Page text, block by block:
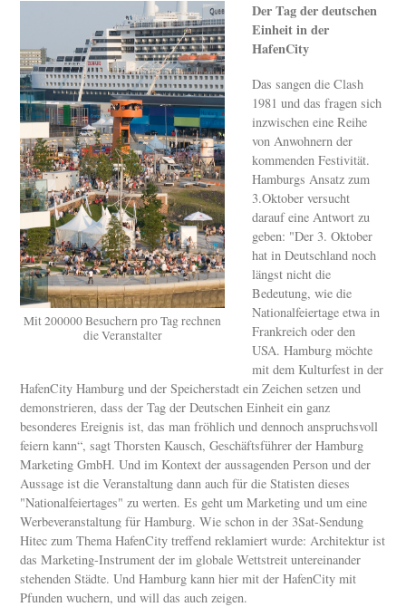
Mit 200000 Besuchern pro Tag rechnen
die Veranstalter
Der Tag der deutschen
Einheit in der
HafenCity
Das sangen die Clash
1981 und das fragen sich
inzwischen eine Reihe
von Anwohnern der
kommenden Festivität.
Hamburgs Ansatz zum
3.Oktober versucht
darauf eine Antwort zu
geben: "Der 3. Oktober
hat in Deutschland noch
längst nicht die
Bedeutung, wie die
Nationalfeiertage etwa in
Frankreich oder den
USA. Hamburg möchte
mit dem Kulturfest in der
HafenCity Hamburg und der Speicherstadt ein Zeichen setzen und
demonstrieren, dass der Tag der Deutschen Einheit ein ganz
besonderes Ereignis ist, das man fröhlich und dennoch anspruchsvoll
feiern kann“, sagt Thorsten Kausch, Geschäftsführer der Hamburg
Marketing GmbH. Und im Kontext der aussagenden Person und der
Aussage ist die Veranstaltung dann auch für die Statisten dieses
"Nationalfeiertages" zu werten. Es geht um Marketing und um eine
Werbeveranstaltung für Hamburg. Wie schon in der 3Sat-Sendung
Hitec zum Thema HafenCity treffend reklamiert wurde: Architektur ist
das Marketing-Instrument der im globale Wettstreit untereinander
stehenden Städte. Und Hamburg kann hier mit der HafenCity mit
Pfunden wuchern, und will das auch zeigen.